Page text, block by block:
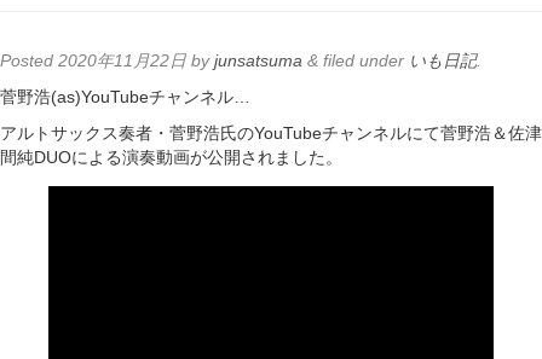
Contact
YouTube
Online Lesson
Posted 2020年11月22日 byjunsatsuma & filed under いも日記.
菅野浩(as)YouTubeチャンネル…
アルトサックス奏者・菅野浩氏のYouTubeチャンネルにて菅野浩＆佐津
間純DUOによる演奏動画が公開されました。